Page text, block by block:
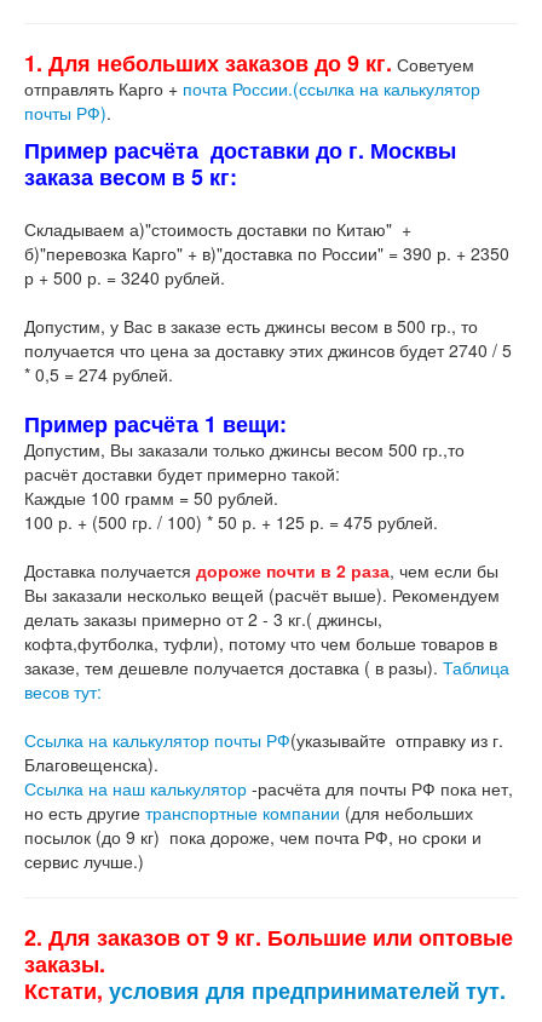
1. Для небольших заказов до 9 кг. Советуем
отправлять Карго + почта России.(ссылка на калькулятор
почты РФ).
Пример расчёта доставки до г. Москвы
заказа весом в 5 кг:
Складываем а)"стоимость доставки по Китаю" +
б)"перевозка Карго" + в)"доставка по России" = 390 р. + 2350
р + 500 р. = 3240 рублей.
Допустим, у Вас в заказе есть джинсы весом в 500 гр., то
получается что цена за доставку этих джинсов будет 2740 / 5
* 0,5 = 274 рублей.
Пример расчёта 1 вещи:
Допустим, Вы заказали только джинсы весом 500 гр.,то
расчёт доставки будет примерно такой:
Каждые 100 грамм = 50 рублей.
100 р. + (500 гр. / 100) * 50 р. + 125 р. = 475 рублей.
Доставка получается дороже почти в 2 раза, чем если бы
Вы заказали несколько вещей (расчёт выше). Рекомендуем
делать заказы примерно от 2 - 3 кг.( джинсы,
кофта,футболка, туфли), потому что чем больше товаров в
заказе, тем дешевле получается доставка ( в разы). Таблица
весов тут:
Ссылка на калькулятор почты РФ(указывайте отправку из г.
Благовещенска).
Ссылка на наш калькулятор -расчёта для почты РФ пока нет,
но есть другие транспортные компании (для небольших
посылок (до 9 кг) пока дороже, чем почта РФ, но сроки и
сервис лучше.)
2. Для заказов от 9 кг. Большие или оптовые
заказы.
Кстати, условия для предпринимателей тут.